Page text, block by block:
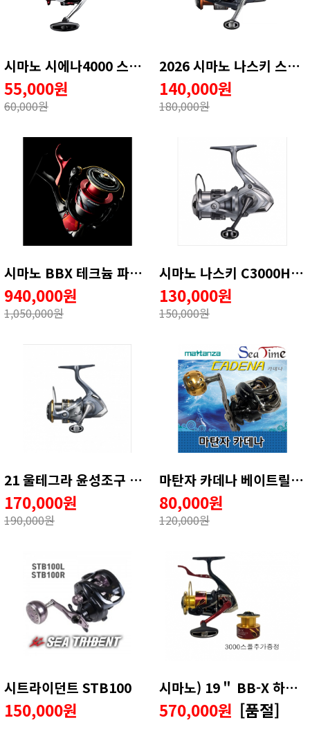
시마노 시에나4000 스피닝릴 윤성조구
55,000원
60,000원
2026 시마노 나스키 스피닝릴 윤성조구
140,000원
180,000원
시마노 BBX 테크늄 파이어블러드 LB릴 -윤성정품(무상1회AS)
940,000원
1,050,000원
시마노 나스키 C3000HG 윤성조구 정품
130,000원
150,000원
21 울테그라 윤성조구 정품
170,000원
190,000원
마탄자 카데나 베이트릴 (오른손전용)
80,000원
120,000원
시트라이던트 STB100
150,000원
시마노) 19＂ BB-X 하이퍼포스 V2(윤성정품)
570,000원 [품절]